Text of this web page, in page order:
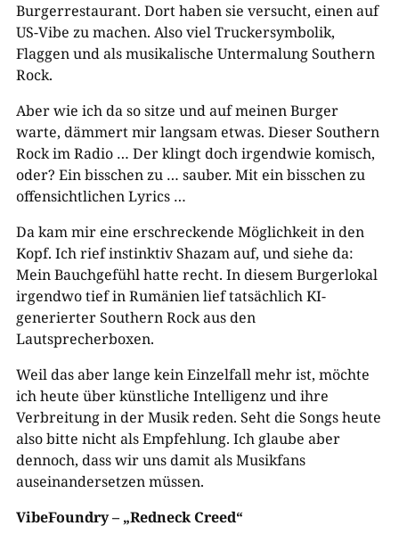
Burgerrestaurant. Dort haben sie versucht, einen auf
US-Vibe zu machen. Also viel Truckersymbolik,
Flaggen und als musikalische Untermalung Southern
Rock.
Aber wie ich da so sitze und auf meinen Burger
warte, dämmert mir langsam etwas. Dieser Southern
Rock im Radio … Der klingt doch irgendwie komisch,
oder? Ein bisschen zu … sauber. Mit ein bisschen zu
offensichtlichen Lyrics …
Da kam mir eine erschreckende Möglichkeit in den
Kopf. Ich rief instinktiv Shazam auf, und siehe da:
Mein Bauchgefühl hatte recht. In diesem Burgerlokal
irgendwo tief in Rumänien lief tatsächlich KI-
generierter Southern Rock aus den
Lautsprecherboxen.
Weil das aber lange kein Einzelfall mehr ist, möchte
ich heute über künstliche Intelligenz und ihre
Verbreitung in der Musik reden. Seht die Songs heute
also bitte nicht als Empfehlung. Ich glaube aber
dennoch, dass wir uns damit als Musikfans
auseinandersetzen müssen.
VibeFoundry – „Redneck Creed“